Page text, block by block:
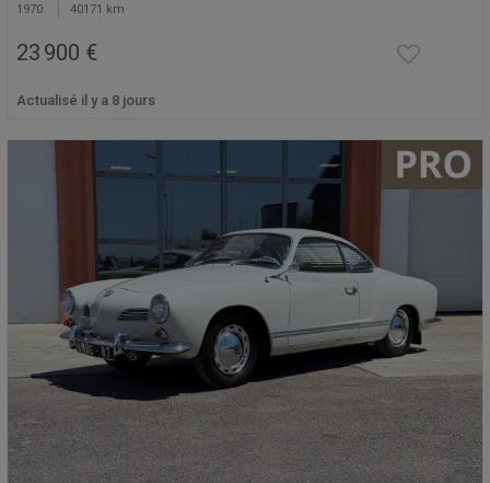
1970 40171 km
23 900 €
Actualisé il y a 8 jours